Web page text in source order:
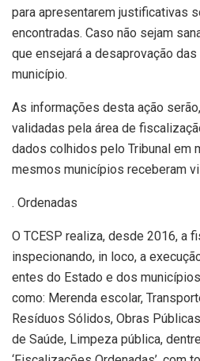
para apresentarem justificativas
encontradas. Caso não sejam
que ensejará a desaprovação
município.
As informações desta ação
validadas pela área de
dados colhidos pelo Tribunal em
mesmos municípios receberam
. Ordenadas
O TCESP realiza, desde 2016, a
inspecionando, in loco, a
entes do Estado e dos
como: Merenda escolar,
Resíduos Sólidos, Obras
de Saúde, Limpeza pública,